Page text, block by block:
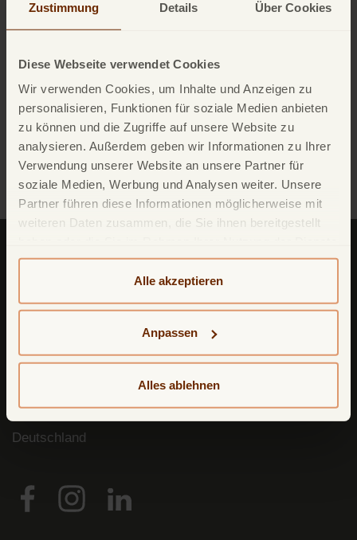
Zustimmung Details Über Cookies
Diese Webseite verwendet Cookies
Wir verwenden Cookies, um Inhalte und Anzeigen zu
personalisieren, Funktionen für soziale Medien anbieten
zu können und die Zugriffe auf unsere Website zu
analysieren. Außerdem geben wir Informationen zu Ihrer
Verwendung unserer Website an unsere Partner für
soziale Medien, Werbung und Analysen weiter. Unsere
Partner führen diese Informationen möglicherweise mit
weiteren Daten zusammen, die Sie ihnen bereitgestellt
gesammelt haben. Weitere detailliertere Informationen
finden Sie in unsererDatenschutzerklärung
Cookie-Policy. Das Impressum können Siehier
Alle akzeptieren
Anpassen
Alles ablehnen
Mehr Informationen zu den Zinsen finden Sie in unseren
AGB's.
Zur Blogübersicht
TF Bank (ein zweiter Firmenname von
AvardaBankAB (publ)) reg. no. 556158-1041)
10832 Berlin
Deutschland